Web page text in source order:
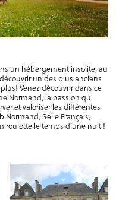
un hébergement insolite, au
un des plus anciens
Venez découvrir dans ce
Normand, la passion qui
et valoriser les différentes
Normand, Selle Français,
roulotte le temps d’une nuit !